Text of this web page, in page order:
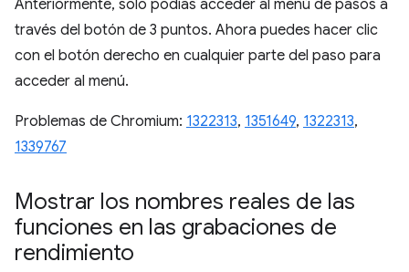
Anteriormente, solo podías acceder al menú de pasos a
través del botón de 3 puntos. Ahora puedes hacer clic
con el botón derecho en cualquier parte del paso para
acceder al menú.
Problemas de Chromium: 1322313, 1351649, 1322313,
1339767
Mostrar los nombres reales de las
funciones en las grabaciones de
rendimiento